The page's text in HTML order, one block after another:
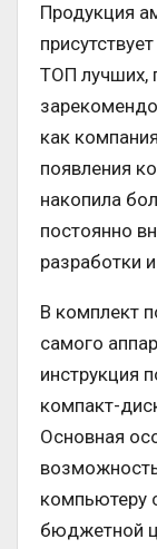
Продукция
ТОП лучших,
как
появления
накопила
постоянно
разработки
В комплект
самого
инструкция
компакт-
Основная
компьютеру
бюджетной